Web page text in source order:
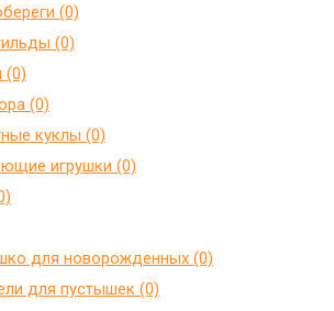
(0)
(0)
(0)
(0)
куклы (0)
игрушки (0)
для новорожденных (0)
для пустышек (0)